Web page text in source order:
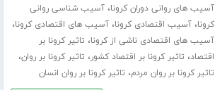
آسیب های روانی دوران کرونا،آسیب شناسی روانی
کرونا،آسیب اقتصادی کرونا،آسیب های اقتصادی کرونا،
آسیب های اقتصادی ناشی از کرونا، تاثیر کرونا بر
اقتصاد، تاثیر کرونا بر اقتصاد کشور، تاثیر کرونا بر روان،
تاثیر کرونا بر روان مردم، تاثیر کرونا بر روان انسان